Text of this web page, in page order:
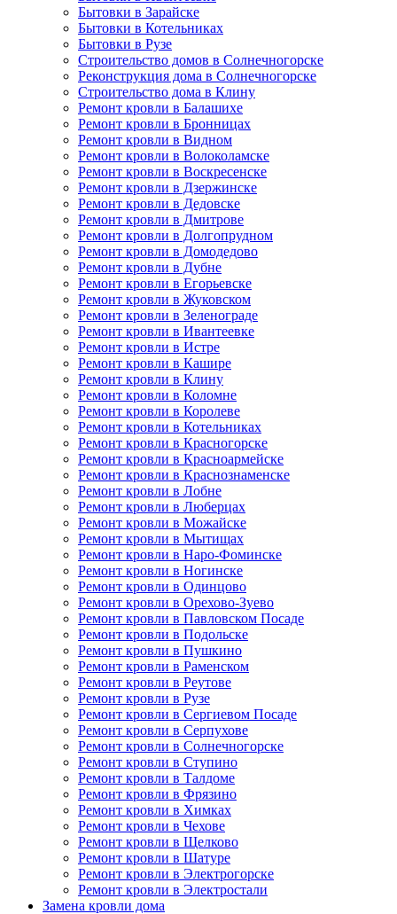
Бытовки в Зарайске
Бытовки в Котельниках
Бытовки в Рузе
Строительство домов в Солнечногорске
Реконструкция дома в Солнечногорске
Строительство дома в Клину
Ремонт кровли в Балашихе
Ремонт кровли в Бронницах
Ремонт кровли в Видном
Ремонт кровли в Волоколамске
Ремонт кровли в Воскресенске
Ремонт кровли в Дзержинске
Ремонт кровли в Дедовске
Ремонт кровли в Дмитрове
Ремонт кровли в Долгопрудном
Ремонт кровли в Домодедово
Ремонт кровли в Дубне
Ремонт кровли в Егорьевске
Ремонт кровли в Жуковском
Ремонт кровли в Зеленограде
Ремонт кровли в Ивантеевке
Ремонт кровли в Истре
Ремонт кровли в Кашире
Ремонт кровли в Клину
Ремонт кровли в Коломне
Ремонт кровли в Королеве
Ремонт кровли в Котельниках
Ремонт кровли в Красногорске
Ремонт кровли в Красноармейске
Ремонт кровли в Краснознаменске
Ремонт кровли в Лобне
Ремонт кровли в Люберцах
Ремонт кровли в Можайске
Ремонт кровли в Мытищах
Ремонт кровли в Наро-Фоминске
Ремонт кровли в Ногинске
Ремонт кровли в Одинцово
Ремонт кровли в Орехово-Зуево
Ремонт кровли в Павловском Посаде
Ремонт кровли в Подольске
Ремонт кровли в Пушкино
Ремонт кровли в Раменском
Ремонт кровли в Реутове
Ремонт кровли в Рузе
Ремонт кровли в Сергиевом Посаде
Ремонт кровли в Серпухове
Ремонт кровли в Солнечногорске
Ремонт кровли в Ступино
Ремонт кровли в Талдоме
Ремонт кровли в Фрязино
Ремонт кровли в Химках
Ремонт кровли в Чехове
Ремонт кровли в Щелково
Ремонт кровли в Шатуре
Ремонт кровли в Электрогорске
Ремонт кровли в Электростали
Замена кровли дома